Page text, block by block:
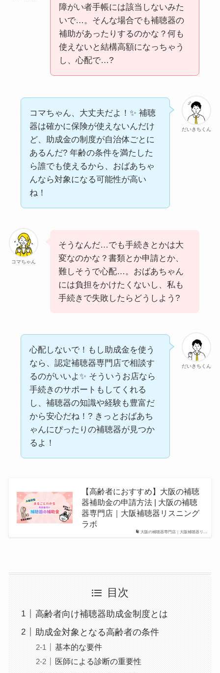
障がい者手帳には該当しないみた
いで…。そんな場合でも補聴器の
補助があったりするのかな？何も
使えないと結構高額になっちゃう
し、心配で…?
だいきちくん
コマちゃん、大丈夫だよ！✨ 補聴
器は確かに保険が使えないんだけ
ど、助成金の制度が自治体ごとに
あるんだ? 年齢の条件を満たした
ら誰でも使えるから、おばあちゃ
んなら対象になる可能性が高い
ね！
コマちゃん
そうなんだ…でも手続きとかは大
変なのかな？書類とか申請とか、
難しそうで心配…。おばあちゃん
には負担をかけたくないし、私も
手続きで失敗したらどうしよう?
だいきちくん
心配しないで！もし助成金を使う
なら、認定補聴器専門店で相談す
るのがいいよ✨ そういうお店なら
手続きのサポートもしてくれる
し、補聴器の知識や経験も豊富だ
から安心だね！? きっとおばあち
ゃんにぴったりの補聴器が見つか
るよ！
大阪の補聴器専門店｜大阪補聴器リ…
【高齢者におすすめ】大阪の補聴
器補助金の申請方法 | 大阪の補聴
器専門店｜大阪補聴器リスニング
ラボ
目次
高齢者向け補聴器助成金制度とは
助成金対象となる高齢者の条件
基本的な要件
医師による診断の重要性